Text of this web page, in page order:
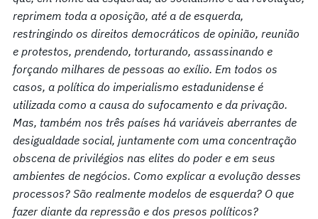
reprimem toda a oposição, até a de esquerda,
restringindo os direitos democráticos de opinião, reunião
e protestos, prendendo, torturando, assassinando e
forçando milhares de pessoas ao exílio. Em todos os
casos, a política do imperialismo estadunidense é
utilizada como a causa do sufocamento e da privação.
Mas, também nos três países há variáveis aberrantes de
desigualdade social, juntamente com uma concentração
obscena de privilégios nas elites do poder e em seus
ambientes de negócios. Como explicar a evolução desses
processos? São realmente modelos de esquerda? O que
fazer diante da repressão e dos presos políticos?